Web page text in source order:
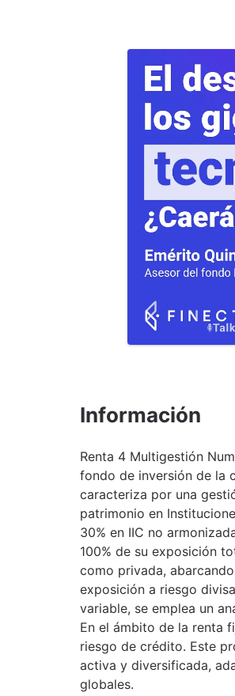
Información
Renta 4 Multigestión
fondo de inversión de la
caracteriza por una
patrimonio en
30% en IIC no
100% de su exposición
como privada,
exposición a riesgo
variable, se emplea un
En el ámbito de la renta
riesgo de crédito. Este
activa y diversificada,
globales.